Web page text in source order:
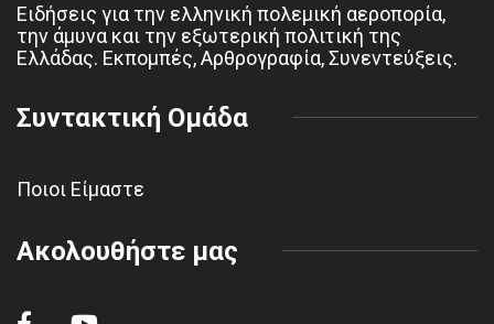
Ειδήσεις για την ελληνική πολεμική αεροπορία,
την άμυνα και την εξωτερική πολιτική της
Ελλάδας. Εκπομπές, Αρθρογραφία, Συνεντεύξεις.
Συντακτική Ομάδα
Ποιοι Είμαστε
Ακολουθήστε μας